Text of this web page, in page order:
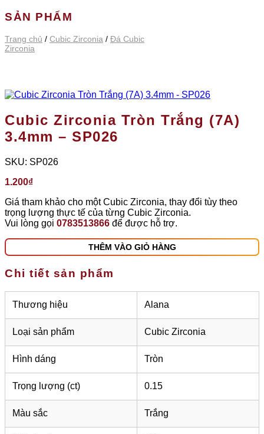
SẢN PHẨM
Trang chủ / Cubic Zirconia / Đá Cubic
Zirconia
Cubic Zirconia Tròn Trắng (7A)
3.4mm – SP026
SKU: SP026
1.200₫
Giá tham khảo cho một Cubic Zirconia, thay đổi tùy theo
trọng lượng thực tế của từng Cubic Zirconia.
Vui lòng gọi 0783513866 để được hỗ trợ.
THÊM VÀO GIỎ HÀNG
Chi tiết sản phẩm
Thương hiệu Alana
Loại sản phẩm Cubic Zirconia
Hình dáng Tròn
Trọng lượng (ct) 0.15
Màu sắc Trắng